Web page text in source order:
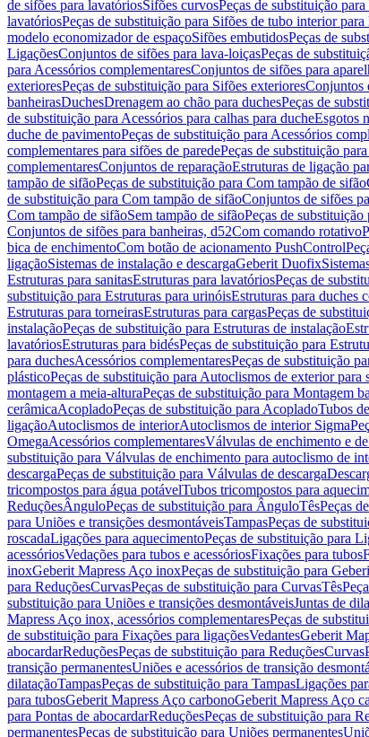
de sifões para lavatóriosSifões curvosPeças de substituição
lavatóriosPeças de substituição para Sifões de tubo interior
modelo economizador de espaçoSifões embutidosPeças de
LigaçõesConjuntos de sifões para lava-loiçasPeças de
para Acessórios complementaresConjuntos de sifões para
exterioresPeças de substituição para Sifões exterioresConjuntos
banheirasDuchesDrenagem ao chão para duchesPeças de
de substituição para Acessórios para calhas para ducheEsgotos
duche de pavimentoPeças de substituição para Acessórios
complementares para sifões de paredePeças de substituição
complementaresConjuntos de reparaçãoEstruturas de ligação
tampão de sifãoPeças de substituição para Com tampão de sifão
de substituição para Com tampão de sifãoConjuntos de sifões
Com tampão de sifãoSem tampão de sifãoPeças de
Conjuntos de sifões para banheiras, d52Com comando rotativo
bica de enchimentoCom botão de acionamento PushControl
ligaçãoSistemas de instalação e descargaGeberit Duofix
Estruturas para sanitasEstruturas para lavatóriosPeças de
substituição para Estruturas para urinóisEstruturas para duches
Estruturas para torneirasEstruturas para cargasPeças de
instalaçãoPeças de substituição para Estruturas de instalação
lavatóriosEstruturas para bidésPeças de substituição para
para duchesAcessórios complementaresPeças de substituição
plásticoPeças de substituição para Autoclismos de exterior para
montagem a meia-alturaPeças de substituição para Montagem
cerâmicaAcopladoPeças de substituição para AcopladoTubos
ligaçãoAutoclismos de interiorAutoclismos de interior Sigma
OmegaAcessórios complementaresVálvulas de enchimento e de
substituição para Válvulas de enchimento para autoclismo de
descargaPeças de substituição para Válvulas de descarga
tricompostos para água potávelTubos tricompostos para
ReduçõesÂnguloPeças de substituição para ÂnguloTêsPeças
para Uniões e transições desmontáveisTampasPeças de
roscadaLigações para aquecimentoPeças de substituição para
acessóriosVedações para tubos e acessóriosFixações para tubos
inoxGeberit Mapress Aço inoxPeças de substituição para
para ReduçõesCurvasPeças de substituição para CurvasTês
substituição para Uniões e transições desmontáveisJuntas de
Mapress Aço inox, acessórios complementaresPeças de
de substituição para Fixações para ligaçõesVedantesGeberit
abocardarReduçõesPeças de substituição para ReduçõesCurvas
transição permanentesUniões e acessórios de transição
dilataçãoTampasPeças de substituição para TampasLigações
para tubosGeberit Mapress Aço carbonoGeberit Mapress Aço
para Pontas de abocardarReduçõesPeças de substituição para
permanentesPeças de substituição para Uniões permanentes